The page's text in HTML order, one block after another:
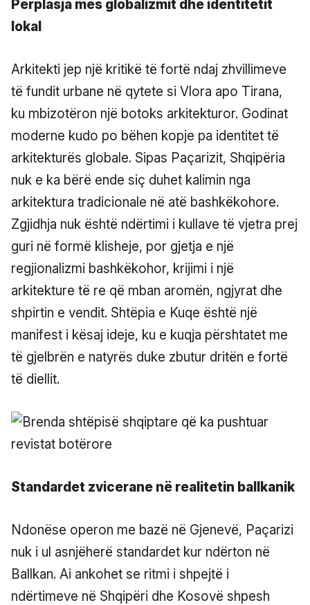
Përplasja mes globalizmit dhe identitetit
lokal
Arkitekti jep një kritikë të fortë ndaj zhvillimeve
të fundit urbane në qytete si Vlora apo Tirana,
ku mbizotëron një botoks arkitekturor. Godinat
moderne kudo po bëhen kopje pa identitet të
arkitekturës globale. Sipas Paçarizit, Shqipëria
nuk e ka bërë ende siç duhet kalimin nga
arkitektura tradicionale në atë bashkëkohore.
Zgjidhja nuk është ndërtimi i kullave të vjetra prej
guri në formë klisheje, por gjetja e një
regjionalizmi bashkëkohor, krijimi i një
arkitekture të re që mban aromën, ngjyrat dhe
shpirtin e vendit. Shtëpia e Kuqe është një
manifest i kësaj ideje, ku e kuqja përshtatet me
të gjelbrën e natyrës duke zbutur dritën e fortë
të diellit.
Standardet zvicerane në realitetin ballkanik
Ndonëse operon me bazë në Gjenevë, Paçarizi
nuk i ul asnjëherë standardet kur ndërton në
Ballkan. Ai ankohet se ritmi i shpejtë i
ndërtimeve në Shqipëri dhe Kosovë shpesh